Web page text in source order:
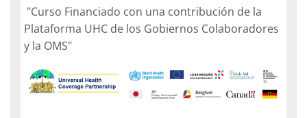
"Curso Financiado con una contribución de la
Plataforma UHC de los Gobiernos Colaboradores
y la OMS"